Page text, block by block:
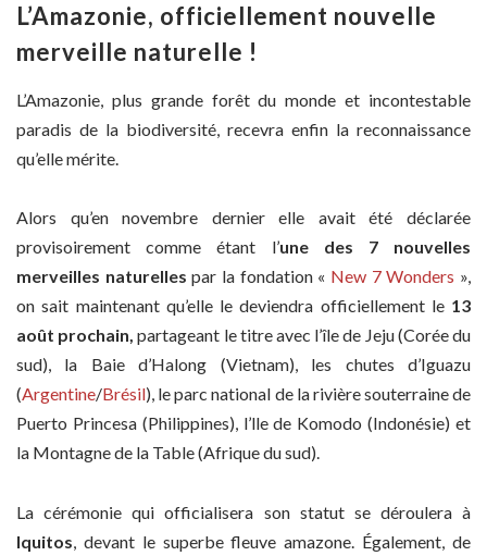
L’Amazonie, officiellement nouvelle
merveille naturelle !
L’Amazonie, plus grande forêt du monde et incontestable
paradis de la biodiversité, recevra enfin la reconnaissance
qu’elle mérite.
Alors qu’en novembre dernier elle avait été déclarée
provisoirement comme étant l’une des 7 nouvelles
merveilles naturellespar la fondation « New 7 Wonders »,
on sait maintenant qu’elle le deviendra officiellement le 13
août prochain,partageant le titre avec l’île de Jeju (Corée du
sud), la Baie d’Halong (Vietnam), les chutes d’Iguazu
(Argentine/Brésil), le parc national de la rivière souterraine de
Puerto Princesa (Philippines), l’lle de Komodo (Indonésie) et
la Montagne de la Table (Afrique du sud).
La cérémonie qui officialisera son statut se déroulera à
Iquitos, devant le superbe fleuve amazone. Également, de